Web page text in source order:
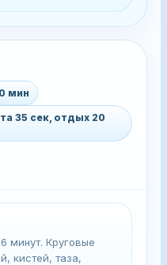
мин
35 сек, отдых 20
минут. Круговые
кистей, таза,